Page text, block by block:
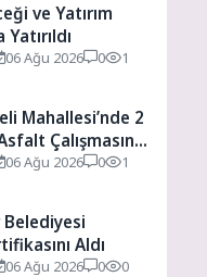
ve Yatırım
06 Ağu 2026 0 1
Mahallesi’nde 2
Çalışmasını
06 Ağu 2026 0 1
Aldı
06 Ağu 2026 0 0